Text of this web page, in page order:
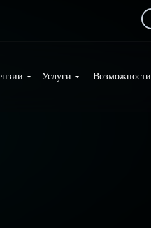
Услуги Возможности